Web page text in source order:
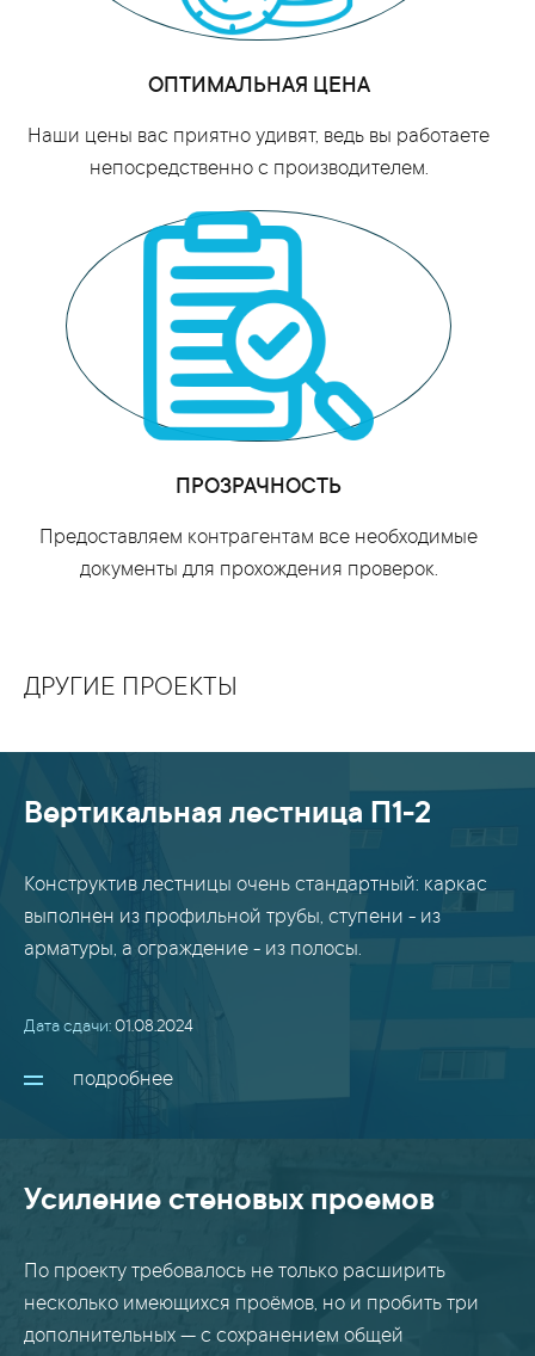
ОПТИМАЛЬНАЯ ЦЕНА
Наши цены вас приятно удивят, ведь вы работаете
непосредственно с производителем.
ПРОЗРАЧНОСТЬ
Предоставляем контрагентам все необходимые
документы для прохождения проверок.
ДРУГИЕ ПРОЕКТЫ
Вертикальная лестница П1-2
Конструктив лестницы очень стандартный: каркас
выполнен из профильной трубы, ступени - из
арматуры, а ограждение - из полосы.
Дата сдачи:01.08.2024
подробнее
Усиление стеновых проемов
По проекту требовалось не только расширить
несколько имеющихся проёмов, но и пробить три
дополнительных — с сохранением общей